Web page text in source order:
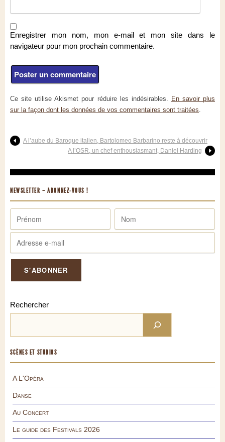
Enregistrer mon nom, mon e-mail et mon site dans le
navigateur pour mon prochain commentaire.
Ce site utilise Akismet pour réduire les indésirables. En savoir plus
sur la façon dont les données de vos commentaires sont traitées.
A l’aube du Baroque italien, Bartolomeo Barbarino reste à découvrir
A l’OSR, un chef enthousiasmant, Daniel Harding
NEWSLETTER – ABONNEZ-VOUS !
Rechercher
SCÈNES ET STUDIOS
A L'Opéra
Danse
Au Concert
Le guide des Festivals 2026